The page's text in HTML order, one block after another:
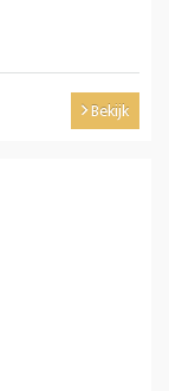
Bekijk